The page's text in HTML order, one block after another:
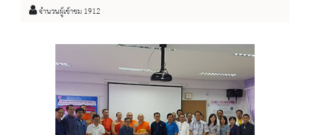
จำนวนผู้เข้าชม 1912